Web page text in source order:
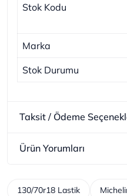
Stok Kodu
Marka
Stok Durumu
Taksit / Ödeme
Ürün Yorumları
130/70r18 Lastik